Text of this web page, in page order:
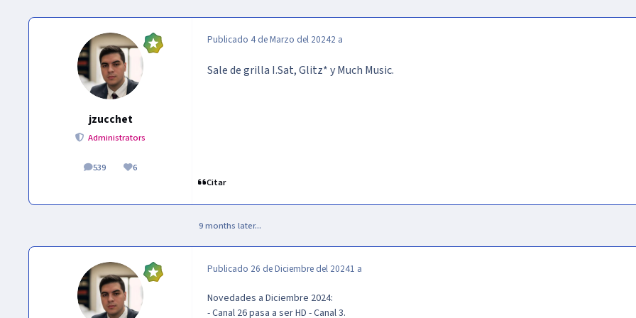
jzucchet
Administrators
539
publicaciones
6
Reputación
Publicado 4 de Marzo del 20242 a
Sale de grilla I.Sat, Glitz* y Much Music.
Citar
9 months later...
Publicado 26 de Diciembre del 20241 a
Novedades a Diciembre 2024:
- Canal 26 pasa a ser HD - Canal 3.